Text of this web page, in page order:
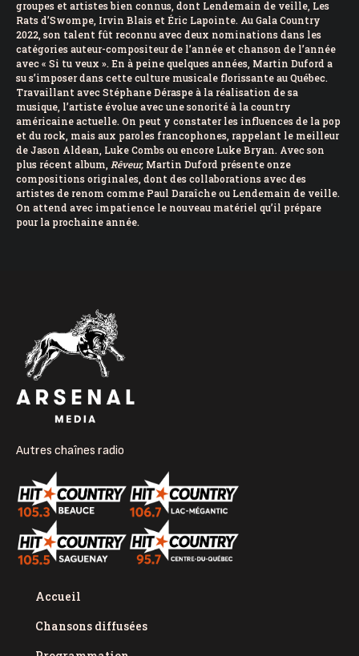
groupes et artistes bien connus, dont Lendemain de veille, Les
Rats d’Swompe, Irvin Blais et Éric Lapointe. Au Gala Country
2022, son talent fût reconnu avec deux nominations dans les
catégories auteur-compositeur de l’année et chanson de l’année
avec « Si tu veux ». En à peine quelques années, Martin Duford a
su s’imposer dans cette culture musicale florissante au Québec.
Travaillant avec Stéphane Déraspe à la réalisation de sa
musique, l’artiste évolue avec une sonorité à la country
américaine actuelle. On peut y constater les influences de la pop
et du rock, mais aux paroles francophones, rappelant le meilleur
de Jason Aldean, Luke Combs ou encore Luke Bryan. Avec son
plus récent album, Rêveur, Martin Duford présente onze
compositions originales, dont des collaborations avec des
artistes de renom comme Paul Daraîche ou Lendemain de veille.
On attend avec impatience le nouveau matériel qu’il prépare
pour la prochaine année.
Autres chaînes radio
Accueil
Chansons diffusées